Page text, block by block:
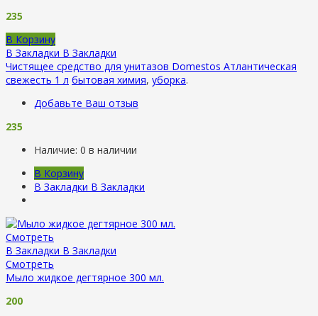
235
В Корзину
В Закладки В Закладки
Чистящее средство для унитазов Domestos Атлантическая
свежесть 1 л бытовая химия, уборка.
Добавьте Ваш отзыв
235
Наличие: 0 в наличии
В Корзину
В Закладки В Закладки
Смотреть
В Закладки В Закладки
Смотреть
Мыло жидкое дегтярное 300 мл.
200